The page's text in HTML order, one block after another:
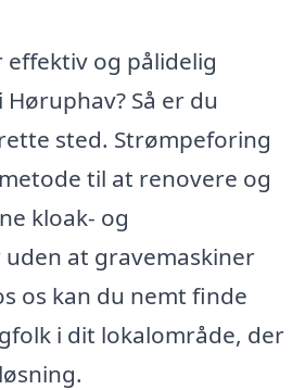
og pålidelig
Så er du
sted. Strømpeforing
til at renovere og
kloak- og
at gravemaskiner
os kan du nemt finde
i dit lokalområde, der